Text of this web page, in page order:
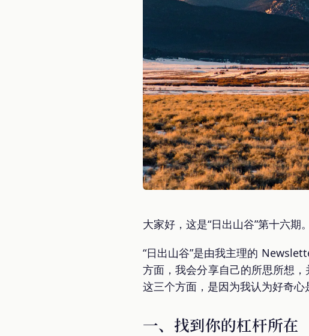
大家好，这是“日出山谷”第十六期。
“日出山谷”是由我主理的
方面，我会分享自己的所思所想
这三个方面，是因为我认为好奇心
一、找到你的杠杆所在